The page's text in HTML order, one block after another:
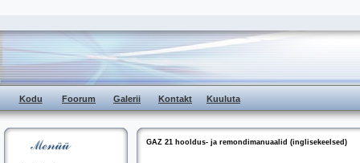
Kodu Foorum Galerii Kontakt Kuuluta
GAZ 21 hooldus- ja remondimanuaalid (inglisekeelsed)